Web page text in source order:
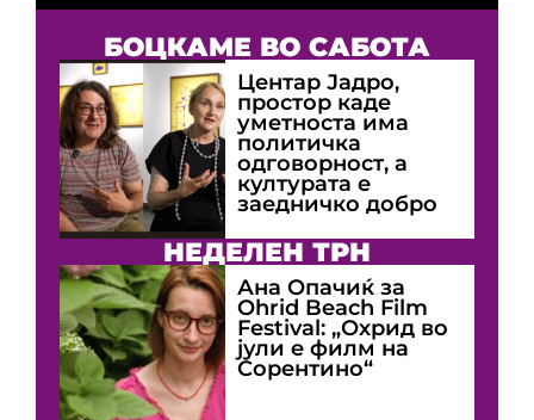
БОЦКАМЕ ВО САБОТА
Центар Јадро,
простор каде
уметноста има
политичка
одговорност, а
културата е
заедничко добро
НЕДЕЛЕН ТРН
Ана Опачиќ за
Оhrid Beach Film
Festival: „Охрид во
јули е филм на
Сорентино“